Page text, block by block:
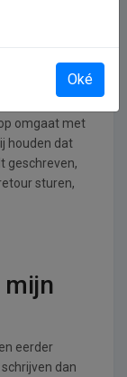
omgaat met
houden dat
geschreven,
sturen,
mijn
eerder
dan
Oké